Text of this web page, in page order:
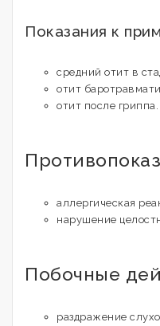
Показания к
средний отит в
отит
отит после гриппа.
аллергическая
нарушение
Побочные
раздражение